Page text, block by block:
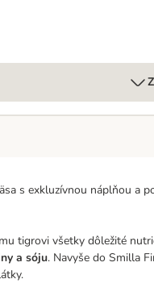
s exkluzívnou náplňou a
tigrovi všetky dôležité
a sóju. Navyše do Smilla